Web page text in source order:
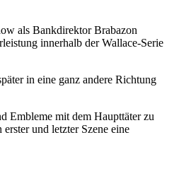
als Bankdirektor Brabazon
innerhalb der Wallace-Serie
in eine ganz andere Richtung
Embleme mit dem Haupttäter zu
und letzter Szene eine